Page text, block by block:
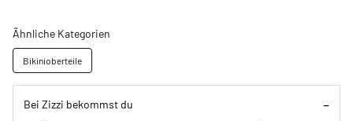
Ähnliche Kategorien
Bikinioberteile
Bei Zizzi bekommst du